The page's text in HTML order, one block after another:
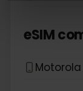
eSIM